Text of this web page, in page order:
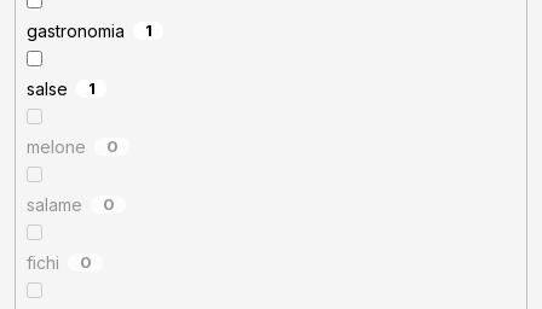
gastronomia 1
salse 1
melone 0
salame 0
fichi 0